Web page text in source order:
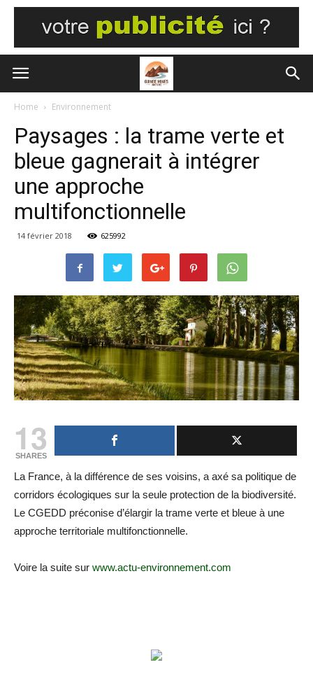
Home Environnement
Paysages : la trame verte et
bleue gagnerait à intégrer
une approche
multifonctionnelle
14 février 2018 625992
13
SHARES
La France, à la différence de ses voisins, a axé sa politique de
corridors écologiques sur la seule protection de la biodiversité.
Le CGEDD préconise d’élargir la trame verte et bleue à une
approche territoriale multifonctionnelle.
Voire la suite sur www.actu-environnement.com